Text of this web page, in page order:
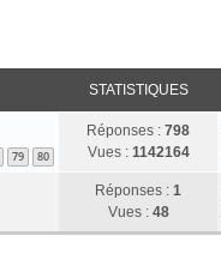
STATISTIQUES
79 80
Réponses : 798
Vues : 1142164
Réponses : 1
Vues : 48